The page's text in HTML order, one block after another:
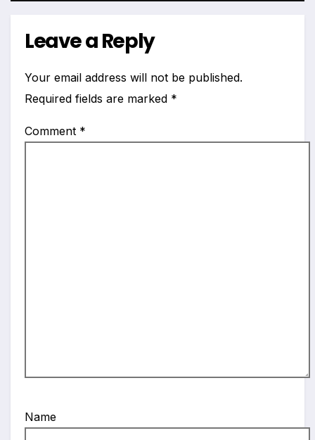
Leave a Reply
Your email address will not be published.
Required fields are marked *
Comment *
Name